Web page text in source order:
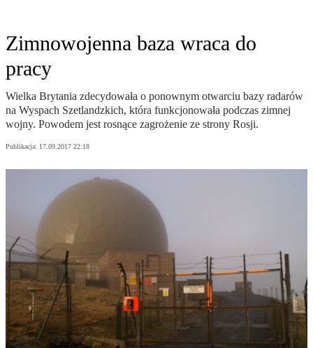
Zimnowojenna baza wraca do
pracy
Wielka Brytania zdecydowała o ponownym otwarciu bazy radarów
na Wyspach Szetlandzkich, która funkcjonowała podczas zimnej
wojny. Powodem jest rosnące zagrożenie ze strony Rosji.
Publikacja: 17.09.2017 22:18